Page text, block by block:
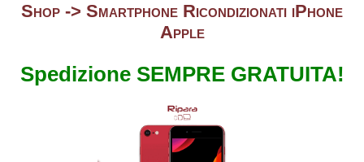
Shop -> Smartphone Ricondizionati iPhone
Apple
Spedizione SEMPRE GRATUITA!